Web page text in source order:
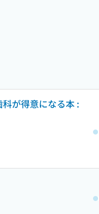
が得意になる本 :